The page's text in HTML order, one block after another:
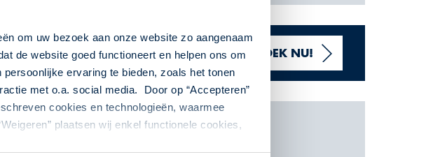
om uw bezoek aan onze website zo aangenaam
de website goed functioneert en helpen ons om
ervaring te bieden, zoals het tonen
met o.a. social media. Door op “Accepteren”
cookies en technologieën, waarmee
plaatsen wij enkel functionele cookies,
| 11 km
VANAF 1788,- P.P. BOEK NU!
Kaart